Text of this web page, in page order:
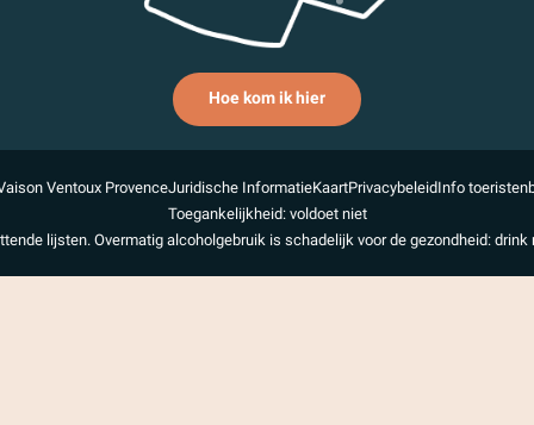
Hoe kom ik hier
Ventoux ProvenceJuridische InformatieKaartPrivacybeleidInfo
Toegankelijkheid: voldoet niet
lijsten. Overmatig alcoholgebruik is schadelijk voor de gezondheid: drink